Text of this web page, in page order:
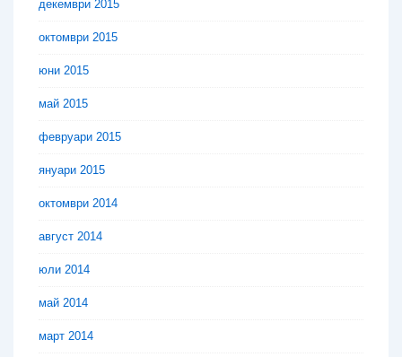
декември 2015
октомври 2015
юни 2015
май 2015
февруари 2015
януари 2015
октомври 2014
август 2014
юли 2014
май 2014
март 2014